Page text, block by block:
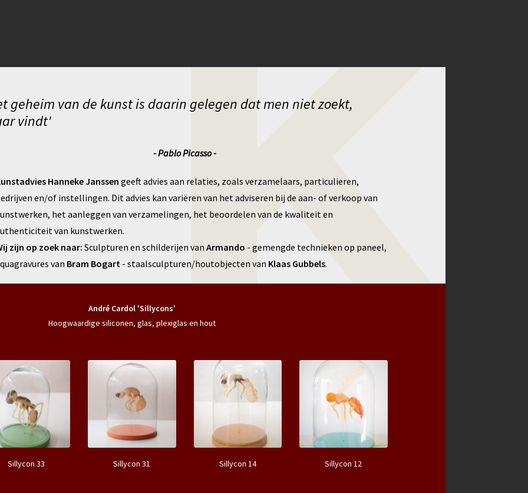
geheim van de kunst is daarin gelegen dat men niet zoekt,
vindt'
- Pablo Picasso -
Hanneke Janssengeeft advies aan relaties, zoals verzamelaars, particulieren,
en/of instellingen. Dit advies kan variëren van het adviseren bij de aan- of verkoop van
het aanleggen van verzamelingen, het beoordelen van de kwaliteit en
van kunstwerken.
zijn op zoek naar:Sculpturen en schilderijen van Armando - gemengde technieken op paneel,
van Bram Bogart - staalsculpturen/houtobjecten van Klaas Gubbels.
André Cardol 'Sillycons'
Hoogwaardige siliconen, glas, plexiglas en hout
Sillycon 33 Sillycon 31 Sillycon 14 Sillycon 12